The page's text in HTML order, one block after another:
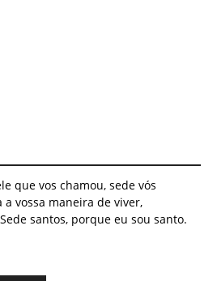
que vos chamou, sede vós
vossa maneira de viver,
santos, porque eu sou santo.